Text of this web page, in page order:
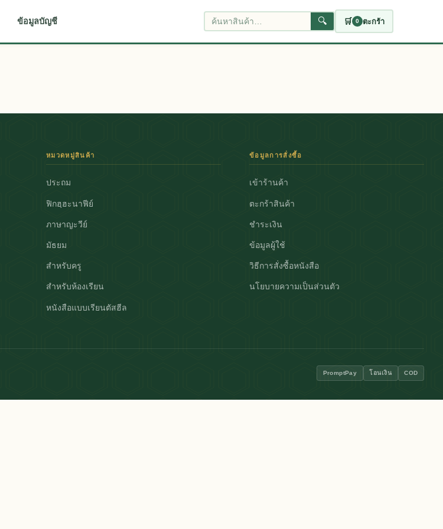
ข้อมูลบัญชี
ค้นหาสินค้า
🔍 🛒 0 ตะกร้า
หมวดหมู่สินค้า
ประถม
ฟิกฮฺฮะนาฟีย์
ภาษาญะวีย์
มัธยม
สำหรับครู
สำหรับห้องเรียน
หนังสือแบบเรียนตัสฮีล
ข้อมูลการสั่งซื้อ
เข้าร้านค้า
ตะกร้าสินค้า
ชำระเงิน
ข้อมูลผู้ใช้
วิธีการสั่งซื้อหนังสือ
นโยบายความเป็นส่วนตัว
PromptPay โอนเงิน COD